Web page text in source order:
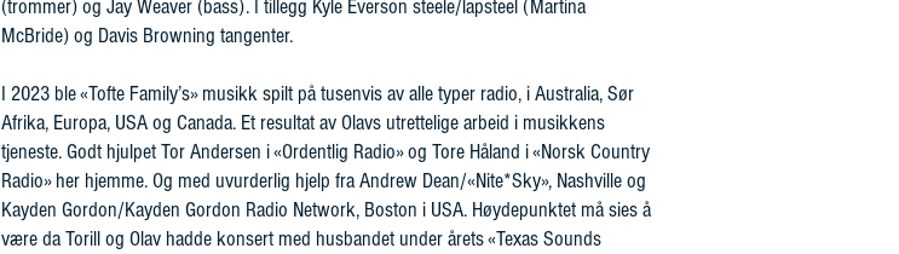
(trommer) og Jay Weaver (bass). I tillegg Kyle Everson steele/lapsteel (Martina
McBride) og Davis Browning tangenter.
I 2023 ble «Tofte Family’s» musikk spilt på tusenvis av alle typer radio, i Australia, Sør
Afrika, Europa, USA og Canada. Et resultat av Olavs utrettelige arbeid i musikkens
tjeneste. Godt hjulpet Tor Andersen i «Ordentlig Radio» og Tore Håland i «Norsk Country
Radio» her hjemme. Og med uvurderlig hjelp fra Andrew Dean/«Nite*Sky», Nashville og
Kayden Gordon/Kayden Gordon Radio Network, Boston i USA. Høydepunktet må sies å
være da Torill og Olav hadde konsert med husbandet under årets «Texas Sounds